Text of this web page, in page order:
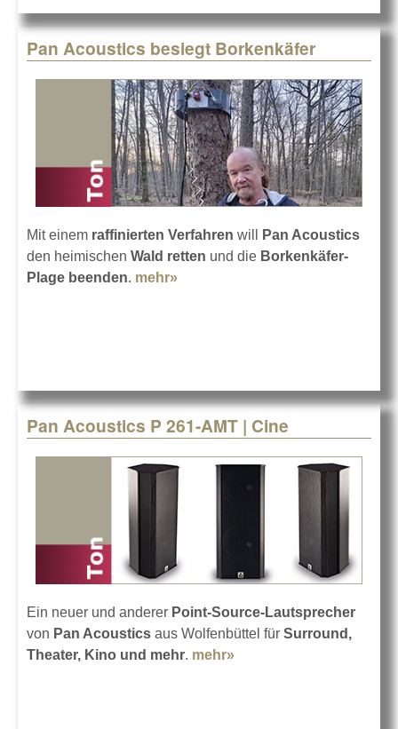
Pan Acoustics besiegt Borkenkäfer
Mit einem raffinierten Verfahren will
Pan Acoustics
den heimischen Wald retten und die Borkenkäfer-
Plage beenden. mehr»
Pan Acoustics P 261-AMT | Cine
Ein neuer und anderer Point-Source-Lautsprecher
von Pan Acoustics aus Wolfenbüttel für Surround,
Theater, Kino und mehr. mehr»